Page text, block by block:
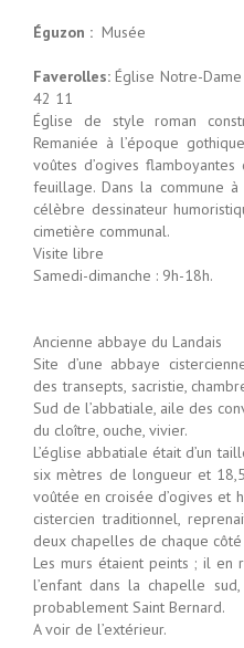
Éguzon : Musée
Faverolles: Église Notre-
42 11
Église de style roman
Remaniée à l’époque
voûtes d’ogives
feuillage. Dans la commune
célèbre dessinateur
cimetière communal.
Visite libre
Samedi-dimanche : 9h-18h.
Ancienne abbaye du Landais
Site d’une abbaye
des transepts, sacristie,
Sud de l’abbatiale, aile des
du cloître, ouche, vivier.
L’église abbatiale était d’un
six mètres de longueur et
voûtée en croisée d’ogives et
cistercien traditionnel,
deux chapelles de chaque
Les murs étaient peints ; il
l’enfant dans la chapelle
probablement Saint Bernard.
A voir de l’extérieur.